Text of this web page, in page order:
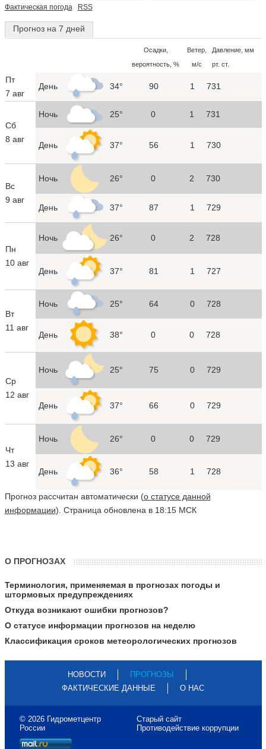
Фактическая погода RSS
Прогноз на 7 дней
Осадки,
вероятность, %
Ветер,
м/с
Давление, мм
рт. ст.
Пт
7 авг
День 34° 90 1 731
Сб
8 авг
Ночь 25° 0 1 731
День 37° 56 1 730
Вс
9 авг
Ночь 26° 0 2 730
День 37° 87 1 729
Пн
10 авг
Ночь 26° 0 2 728
День 37° 81 1 727
Вт
11 авг
Ночь 25° 64 0 728
День 38° 0 0 728
Ср
12 авг
Ночь 25° 75 0 729
День 37° 66 0 729
Чт
13 авг
Ночь 26° 0 0 729
День 36° 58 1 728
Прогноз рассчитан автоматически (о статусе данной
информации). Страница обновлена в 18:15 МСК
О ПРОГНОЗАХ
Терминология, применяемая в прогнозах погоды и
штормовых предупреждениях
Откуда возникают ошибки прогнозов?
О статусе информации прогнозов на неделю
Классификация сроков метеорологических прогнозов
НОВОСТИ
ПРОГНОЗЫ
ФАКТИЧЕСКИЕ ДАННЫЕ
О НАС
© 2026 Гидрометцентр
России
Старый сайт
Противодействие коррупции